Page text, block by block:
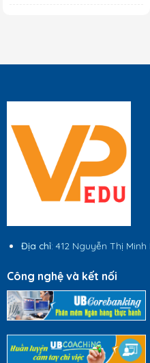
Địa chỉ: 412 Nguyễn Thị
Công nghệ và kết nối